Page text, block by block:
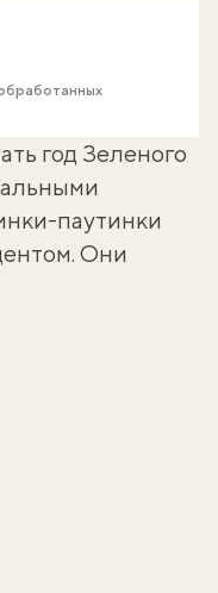
год Зеленого
паутинки
Они